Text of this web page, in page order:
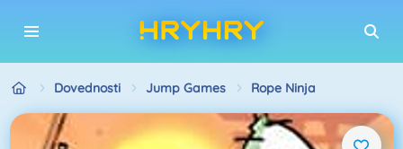
Dovednosti Jump Games Rope Ninja